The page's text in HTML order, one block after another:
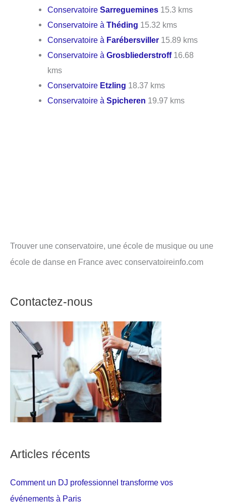
ConservatoireSarreguemines 15.3 kms
Conservatoire àThéding 15.32 kms
Conservatoire à Farébersviller 15.89 kms
Conservatoire àGrosbliederstroff16.68
kms
Conservatoire Etzling 18.37 kms
Conservatoire àSpicheren 19.97 kms
Trouver une conservatoire, une école de musique ou une
école de danse en France avec conservatoireinfo.com
Contactez-nous
Articles récents
Comment un DJ professionnel transforme vos
événements à Paris